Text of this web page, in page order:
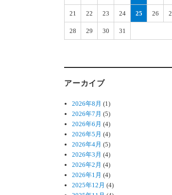
21 22 23 24 25 26
28 29 30 31
アーカイブ
2026年8月 (1)
2026年7月 (5)
2026年6月 (4)
2026年5月 (4)
2026年4月 (5)
2026年3月 (4)
2026年2月 (4)
2026年1月 (4)
2025年12月 (4)